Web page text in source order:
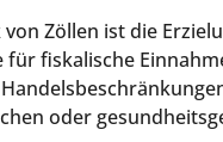
Zöllen ist die
für fiskalische
oder